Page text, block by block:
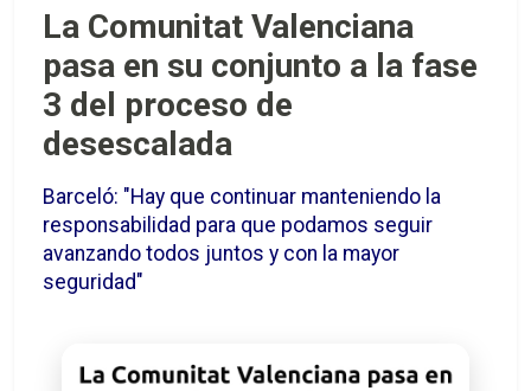
La Comunitat Valenciana
pasa en su conjunto a la fase
3 del proceso de
desescalada
Barceló: "Hay que continuar manteniendo la
responsabilidad para que podamos seguir
avanzando todos juntos y con la mayor
seguridad"